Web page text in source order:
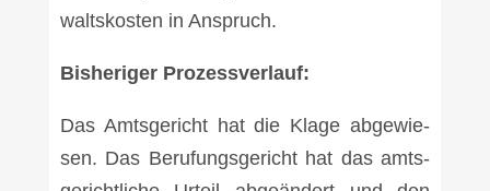
walts­kos­ten in Anspruch.
Bis­he­ri­ger Pro­zess­ver­lauf:
Das Amts­ge­richt hat die Kla­ge abge­wie­
sen. Das Beru­fungs­ge­richt hat das amts­